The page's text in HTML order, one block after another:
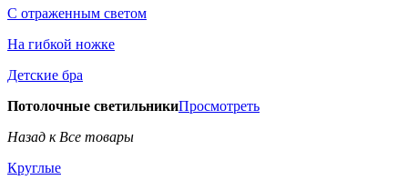
С отраженным светом
На гибкой ножке
Детские бра
Потолочные светильникиПросмотреть
Назад к Все товары
Круглые